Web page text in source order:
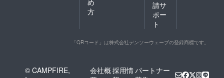
め
方
請サ
ポー
ト
「QRコード」は株式会社デンソーウェーブの登録商標です。
© CAMPFIRE,
会社概採用情パートナー